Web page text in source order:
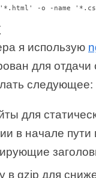
я использую
для отдачи
следующее:
для
в начале пути
в gzip для